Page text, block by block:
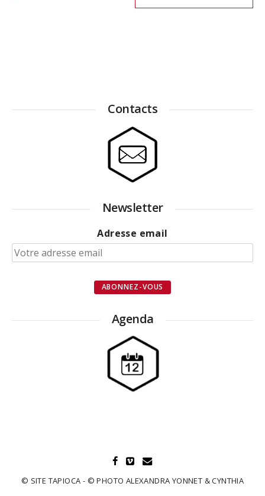
Contacts
Newsletter
Adresse email
Agenda
© SITE TAPIOCA - © PHOTO ALEXANDRA YONNET & CYNTHIA